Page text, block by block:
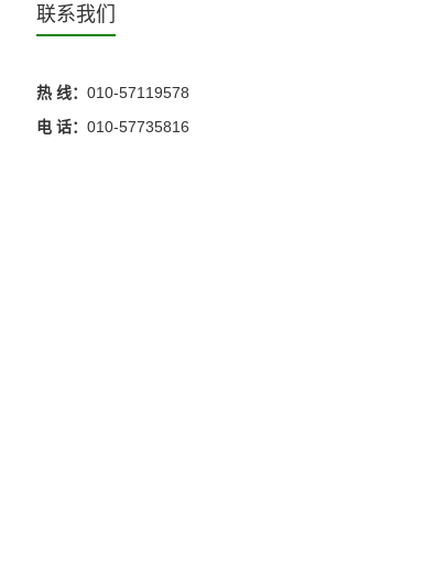
联系我们
热 线： 010-57119578
电 话： 010-57735816